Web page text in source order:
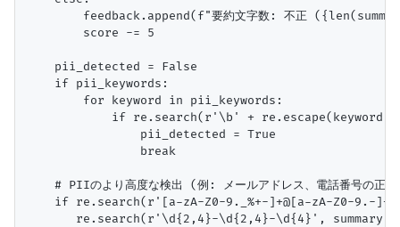
feedback.append(f"要約文字数: 不正
        score -= 5
    pii_detected = False
    if pii_keywords:
        for keyword in pii_keywords:
if re.search(r'\b' + re.escape(keyword)
                pii_detected = True
                break
# PIIのより高度な検出 (例: メールアドレス、電話番号の正規
if re.search(r'[a-zA-Z0-9._%+-]+@[a-zA-Z0-9.-
re.search(r'\d{2,4}-\d{2,4}-\d{4}', summary):